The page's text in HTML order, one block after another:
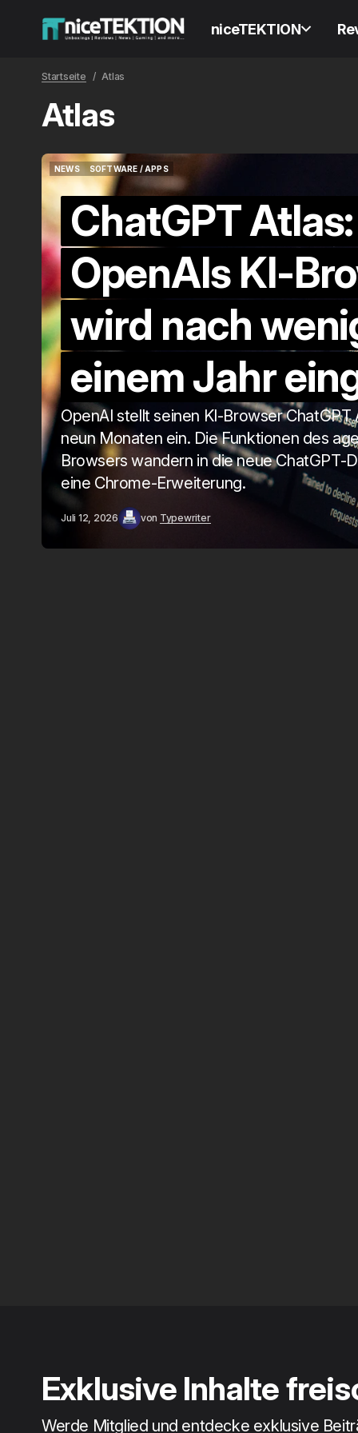
niceTEKTION
Startseite Atlas
Atlas
NEWS
NEWS
SOFTWARE / APPS
SOFTWARE / APPS
ChatGPT Atlas:
OpenAIs KI-
wird nach
einem Jahr
OpenAI stellt seinen KI-Browser ChatGPT
neun Monaten ein. Die Funktionen des
Browsers wandern in die neue ChatGPT-
eine Chrome-Erweiterung.
Juli 12, 2026 von Typewriter
Exklusive Inhalte
Werde Mitglied und entdecke exklusive